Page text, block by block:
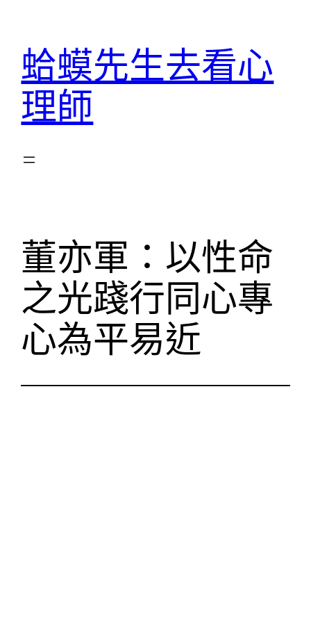
蛤蟆先生去看心
理師
董亦軍：以性命
之光踐行同心專
心為平易近